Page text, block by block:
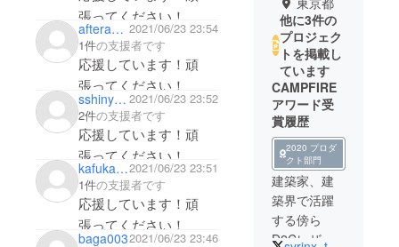
張ってください！
afteranker 2021/06/23 23:54
1件の支援者です
応援しています！頑
張ってください！
sshinya2003 2021/06/23 23:52
2件の支援者です
応援しています！頑
張ってください！
kafuka03222021/06/23 23:51
1件の支援者です
応援しています！頑
張ってください！
baga0032021/06/23 23:46
他に3件の
プロジェク
トを掲載し
ています
CAMPFIRE
アワード受
賞履歴
2020 プロダ
クト部門
建築家、建
築界で活躍
する傍ら
D2Cレザー